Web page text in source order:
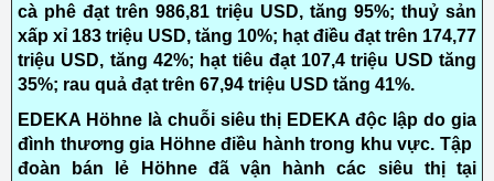
cà phê đạt trên 986,81 triệu USD, tăng 95%; thuỷ sản
xấp xỉ 183 triệu USD, tăng 10%; hạt điều đạt trên 174,77
triệu USD, tăng 42%; hạt tiêu đạt 107,4 triệu USD tăng
35%; rau quả đạt trên 67,94 triệu USD tăng 41%.
EDEKA Höhne là chuỗi siêu thị EDEKA độc lập do gia
đình thương gia Höhne điều hành trong khu vực. Tập ​​
đoàn bán lẻ Höhne đã vận hành các siêu thị tại